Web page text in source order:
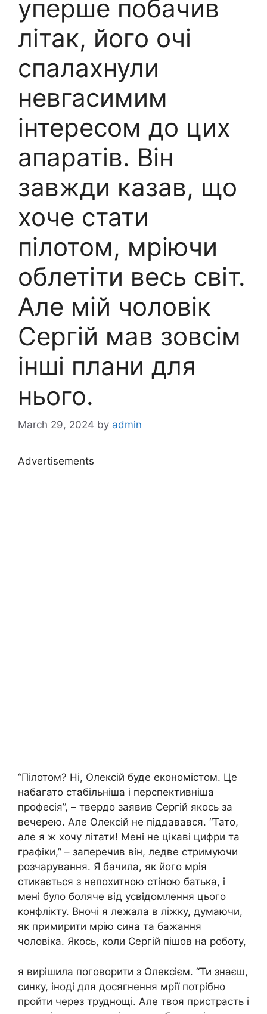
уперше побачив
літак, його очі
спалахнули
невгасимим
інтересом до цих
апаратів. Він
завжди казав, що
хоче стати
пілотом, мріючи
облетіти весь світ.
Але мій чоловік
Сергій мав зовсім
інші плани для
нього.
March 29, 2024 by admin
Advertisements
“Пілотом? Ні, Олексій буде економістом. Це
набагато стабільніша і перспективніша
професія”, – твердо заявив Сергій якось за
вечерею. Але Олексій не піддавався. “Тато,
але я ж хочу літати! Мені не цікаві цифри та
графіки,” – заперечив він, ледве стримуючи
розчарування. Я бачила, як його мрія
стикається з непохитною стіною батька, і
мені було боляче від усвідомлення цього
конфлікту. Вночі я лежала в ліжку, думаючи,
як примирити мрію сина та бажання
чоловіка. Якось, коли Сергій пішов на роботу,
я вирішила поговорити з Олексієм. “Ти знаєш,
синку, іноді для досягнення мрії потрібно
пройти через труднощі. Але твоя пристрасть і